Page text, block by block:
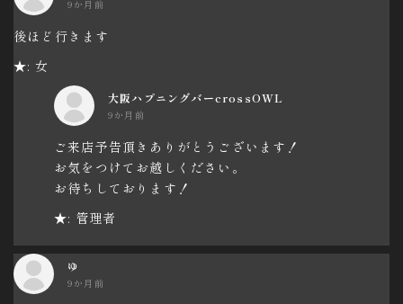
9か月前
後ほど行きます
★: 女
大阪ハプニングバーcrossOWL
9か月前
ご来店予告頂きありがとうございます！
お気をつけてお越しください。
お待ちしております！
★: 管理者
ゆ
9か月前